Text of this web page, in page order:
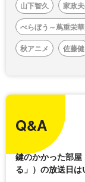
山下智久
家政
べらぼう～蔦重栄
秋アニメ
佐藤健
Q&A
鍵のかかった部
る」）の放送日は